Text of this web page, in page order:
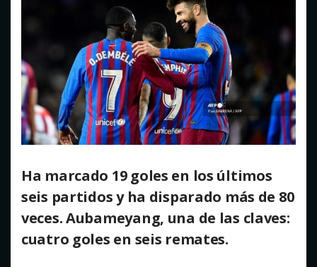
Atentado con drones explosivos en Colombia deja un
policía muerto
agosto 9, 2026
Ha marcado 19 goles en los últimos
seis partidos y ha disparado más de 80
veces. Aubameyang, una de las claves:
cuatro goles en seis remates.